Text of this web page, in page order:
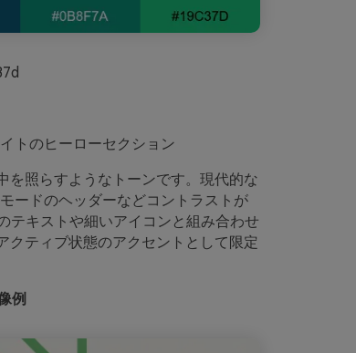
トのヒーローセクション
を照らすようなトーンです。現代的な
ードのヘッダーなどコントラストが
テキストや細いアイコンと組み合わせ
クティブ状態のアクセントとして限定
例